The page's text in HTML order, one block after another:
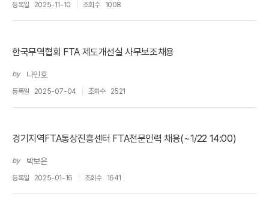
등록일 2025-11-10 조회수 1008
한국무역협회 FTA 제도개선실 사무보조채용
by 나인호
등록일 2025-07-04 조회수 2521
경기지역FTA통상진흥센터 FTA전문인력 채용(~1/22 14:00)
by 박보은
등록일 2025-01-16 조회수 1641